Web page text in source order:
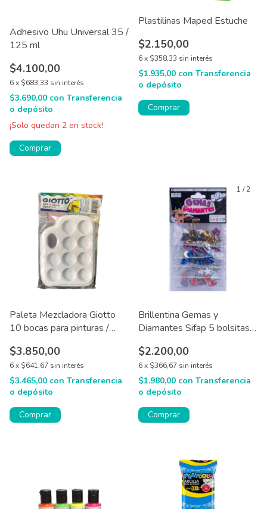
Adhesivo Uhu Universal 35 /
125 ml
$4.100,00
6x $683,33 sin interés
$3.690,00 con Transferencia
o depósito
¡Solo quedan 2 en stock!
Comprar
Plastilinas Maped Estuche
$2.150,00
6x $358,33 sin interés
$1.935,00 con Transferencia
o depósito
Comprar
Paleta Mezcladora Giotto
10 bocas para pinturas /
$3.850,00
6x $641,67 sin interés
$3.465,00 con Transferencia
o depósito
1 /2
Brillentina Gemas y
Diamantes Sifap 5 bolsitas
$2.200,00
6x $366,67 sin interés
$1.980,00 con Transferencia
o depósito